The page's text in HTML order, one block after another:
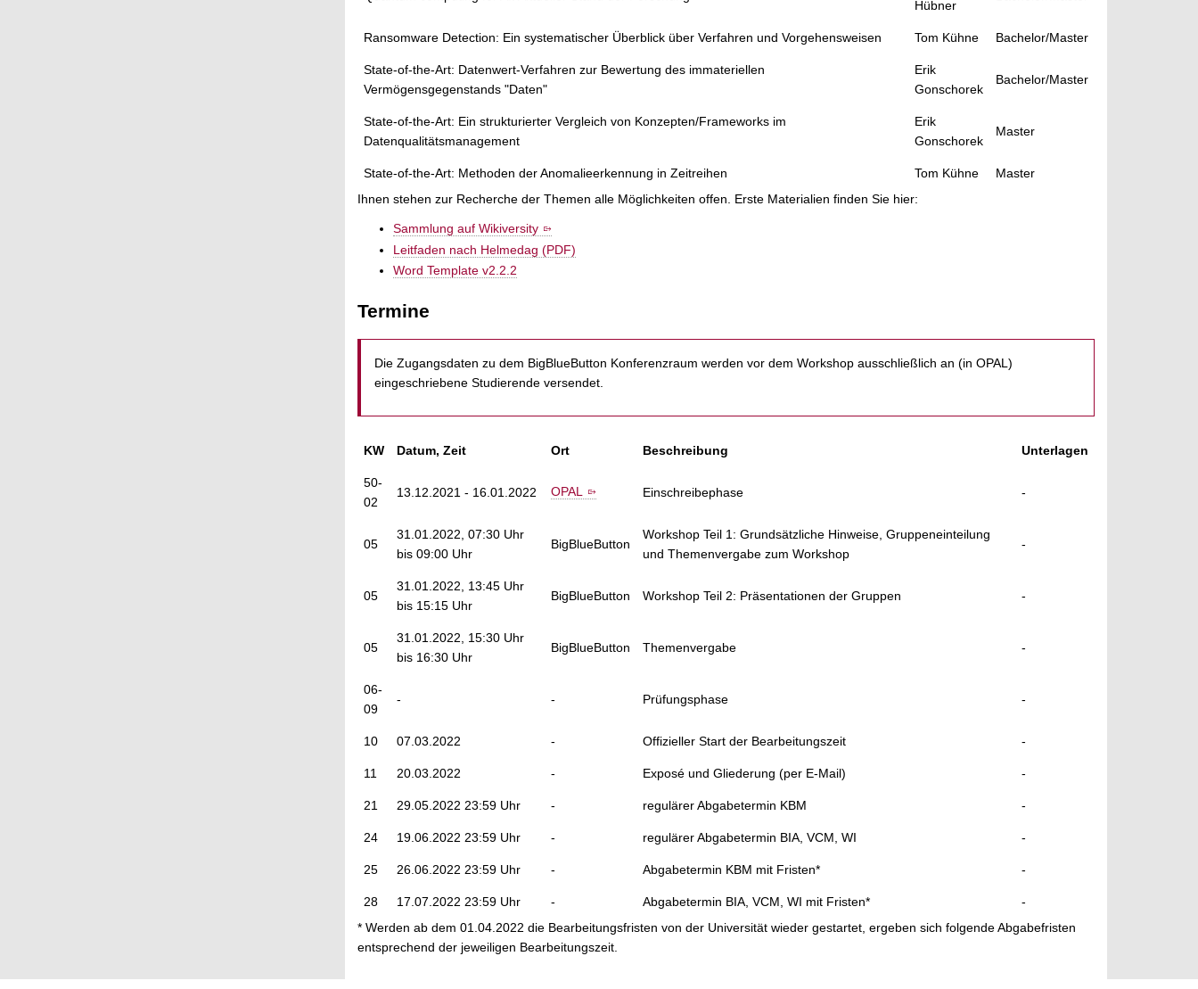
Hübner
Ransomware Detection: Ein systematischer Überblick über Verfahren und Vorgehensweisen Tom Kühne Bachelor/Master
State-of-the-Art: Datenwert-Verfahren zur Bewertung des immateriellen
Vermögensgegenstands "Daten"
Erik
Gonschorek
Bachelor/Master
State-of-the-Art: Ein strukturierter Vergleich von Konzepten/Frameworks im
Datenqualitätsmanagement
Erik
Gonschorek
Master
State-of-the-Art: Methoden der Anomalieerkennung in Zeitreihen Tom Kühne
Master
Ihnen stehen zur Recherche der Themen alle Möglichkeiten offen. Erste Materialien finden Sie hier:
Sammlung auf Wikiversity
Leitfaden nach Helmedag (PDF)
Word Template v2.2.2
Termine
Die Zugangsdaten zu dem BigBlueButton Konferenzraum werden vor dem Workshop ausschließlich an (in OPAL)
eingeschriebene Studierende versendet.
KW Datum, Zeit Ort Beschreibung Unterlagen
50-
02
13.12.2021 - 16.01.2022 OPAL Einschreibephase -
05
31.01.2022, 07:30 Uhr
bis 09:00 Uhr
BigBlueButton
Workshop Teil 1: Grundsätzliche Hinweise, Gruppeneinteilung
und Themenvergabe zum Workshop
-
05
31.01.2022, 13:45 Uhr
bis 15:15 Uhr
BigBlueButton Workshop Teil 2: Präsentationen der Gruppen -
05
31.01.2022, 15:30 Uhr
bis 16:30 Uhr
BigBlueButton Themenvergabe -
06-
09
- - Prüfungsphase -
10 07.03.2022 - Offizieller Start der Bearbeitungszeit -
11 20.03.2022 - Exposé und Gliederung (per E-Mail) -
21 29.05.2022 23:59 Uhr - regulärer Abgabetermin KBM -
24 19.06.2022 23:59 Uhr - regulärer Abgabetermin BIA, VCM, WI -
25 26.06.2022 23:59 Uhr - Abgabetermin KBM mit Fristen* -
28 17.07.2022 23:59 Uhr - Abgabetermin BIA, VCM, WI mit Fristen*
-
* Werden ab dem 01.04.2022 die Bearbeitungsfristen von der Universität wieder gestartet, ergeben sich folgende Abgabefristen
entsprechend der jeweiligen Bearbeitungszeit.